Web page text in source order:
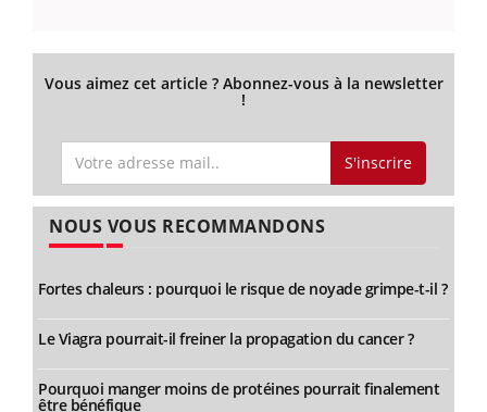
Vous aimez cet article ? Abonnez-vous à la newsletter
!
S'inscrire
NOUS VOUS RECOMMANDONS
Fortes chaleurs : pourquoi le risque de noyade grimpe-t-il ?
Le Viagra pourrait-il freiner la propagation du cancer ?
Pourquoi manger moins de protéines pourrait finalement
être bénéfique